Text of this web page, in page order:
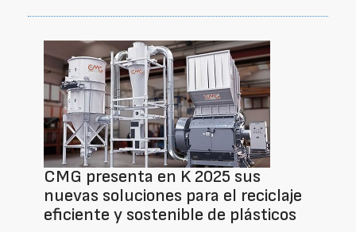
CMG presenta en K 2025 sus
nuevas soluciones para el reciclaje
eficiente y sostenible de plásticos